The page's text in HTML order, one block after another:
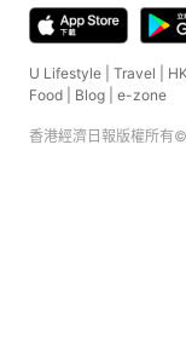
U Lifestyle Travel
Food
Blog e-zone
香港經濟日報版權所有©